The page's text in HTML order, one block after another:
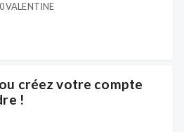
VALENTINE
créez votre compte
!